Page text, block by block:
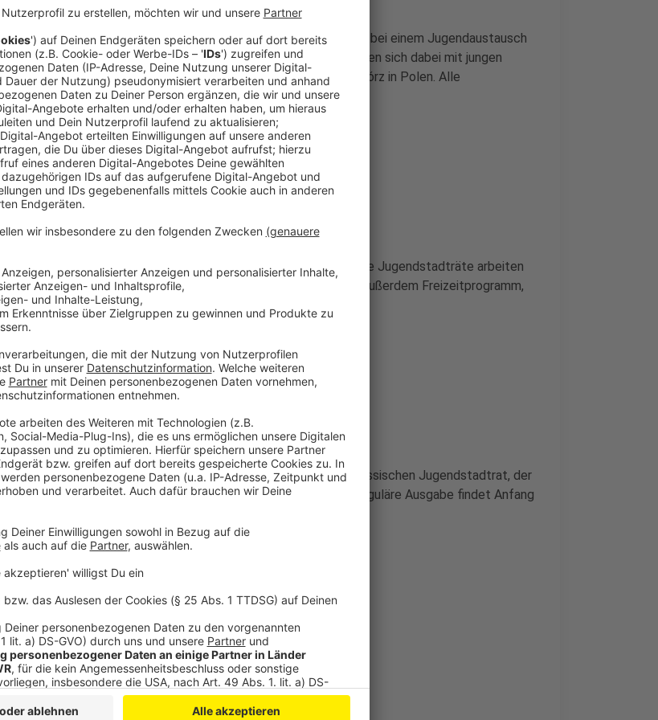
Junge Menschen, die sich für Politik interessieren: darum geht es bei einem Jugendaustausch
in dieser Woche hier in der Stadt. Leverkusener Jugendliche treffen sich dabei mit jungen
Menschen aus unseren Partnerstädten Oulu in Finnland und Racibórz in Polen. Alle
Teilnehmenden sind in ihren Städten im Jugendstadtrat aktiv.
Anzeige
Programm für die kommenden Tage
Anzeige
Bis Donnerstag tauschen sie sich zum Beispiel darüber aus, wie die Jugendstadträte arbeiten
und sie erarbeiten gemeinsam Vorschläge für die Politik. Es gibt außerdem Freizeitprogramm,
wie eine Führung durch die BayArena.
Nächster regulärer Jugendstadtrat
Anzeige
Der internationale Jugendstadtrat ersetzt in diesem Jahr den klassischen Jugendstadtrat, der
seit ein paar Jahren in Leverkusen organisiert wird. Die nächste reguläre Ausgabe findet Anfang
Anzeige
Weitere Meldungen aus Leverkusen
Anzeige
Spende für Frauenhaus und Frauennotruf Leverkusen
Para-Athlet Markus Rehm erhält Leverkusener Löwen